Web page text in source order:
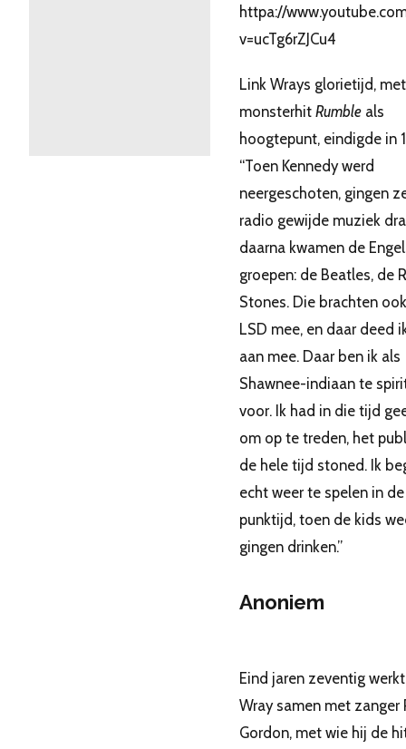
httpa://
v=ucTg6rZJCu4
Link Wrays glorietijd,
monsterhit Rumble als
hoogtepunt, eindigde in
“Toen Kennedy werd
neergeschoten, gingen
radio gewijde muziek
daarna kwamen de
groepen: de Beatles, de
Stones. Die brachten
LSD mee, en daar deed
aan mee. Daar ben ik als
Shawnee-indiaan te
voor. Ik had in die tijd
om op te treden, het
de hele tijd stoned. Ik
echt weer te spelen in de
punktijd, toen de kids
gingen drinken.”
Anoniem
Eind jaren zeventig
Wray samen met zanger
Gordon, met wie hij de